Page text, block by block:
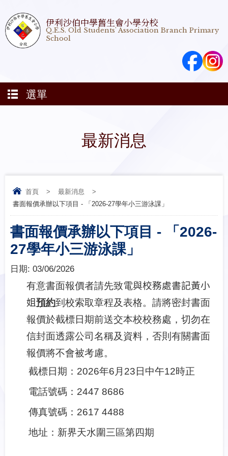
伊利沙伯中學舊生會小學分校
Q.E.S. Old Students' Association Branch Primary
School
選單
最新消息
首頁 > 最新消息
>
書面報價承辦以下項目 - 「2026-27學年小三游泳課」
書面報價承辦以下項目 - 「2026-
27學年小三游泳課」
日期: 03/06/2026
有意書面報價者請先致電與校務處書記黃小
姐預約到校索取章程及表格。請將密封書面
報價於截標日期前送交本校校務處，切勿在
信封面透露公司名稱及資料，否則有關書面
報價將不會被考慮。
截標日期： 2026年6 月 23 日 中午12時正
電話號碼： 2447 8686
傳真號碼： 2617 4488
地址：新界天水圍三區第四期